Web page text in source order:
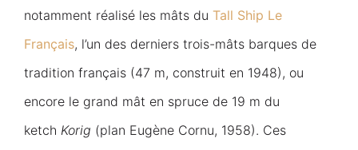
notamment réalisé les mâts du Tall Ship Le
Français, l’un des derniers trois-mâts barques de
tradition français (47 m, construit en 1948), ou
encore le grand mât en spruce de 19 m du
ketch Korig (plan Eugène Cornu, 1958). Ces